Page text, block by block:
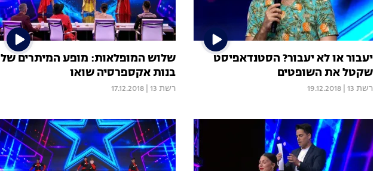
יעבור או לא יעבור? הסטנדאפיסט
שקטל את השופטים
רשת 13 19.12.2018
שלוש המופלאות: מופע המיתרים של
בנות אקספרסיה שואו
רשת 13 17.12.2018